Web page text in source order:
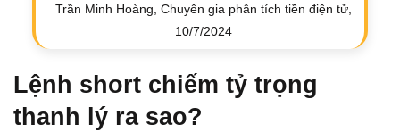
Trần Minh Hoàng, Chuyên gia phân tích tiền điện tử,
10/7/2024
Lệnh short chiếm tỷ trọng
thanh lý ra sao?